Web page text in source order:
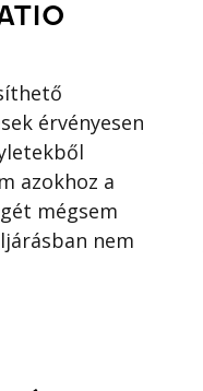
érvényesen
azokhoz a
mégsem
nem